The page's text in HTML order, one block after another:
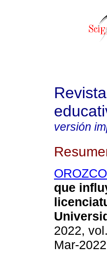
versión
que
2022,
Mar-